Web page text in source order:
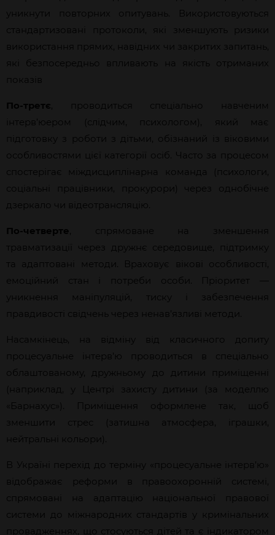
уникнути повторних опитувань. Використовуються
стандартизовані протоколи, які зменшують ризики
використання прямих, навідних чи закритих запитань,
які безпосередньо впливають на якість отриманих
показів
По-третє , проводиться спеціально навченим
інтерв’юером (слідчим, психологом), який має
підготовку з роботи з дітьми, обізнаний із віковими
особливостями цієї категорії осіб. Часто за процесом
спостерігає міждисциплінарна команда (психологи,
соціальні працівники, прокурори) через однобічне
дзеркало чи відеотрансляцію.
По-четверте
, спрямоване на зменшення
травматизації через дружнє середовище, підтримку
та адаптовані методи. Враховує вікові особливості,
емоційний стан і потреби особи. Пріоритет —
уникнення маніпуляцій, тиску і забезпечення
правдивості свідчень через ненав’язливі методи.
Насамкінець, на відміну від класичного допиту
процесуальне інтерв’ю проводиться в спеціально
облаштованому, дружньому до дитини приміщенні
(наприклад, у Центрі захисту дитини (за моделлю
«Барнахус»). Приміщення оформлене так, щоб
зменшити стрес (затишна атмосфера, іграшки,
нейтральні кольори).
В Україні перехід до терміну «процесуальне інтерв’ю»
відображає реформи в правоохоронній системі,
спрямовані на адаптацію національної правової
системи до міжнародних стандартів у кримінальних
провадженнях, що стосуються дітей та є індикатором